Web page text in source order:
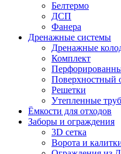
Белтермо
ДСП
Фанера
Дренажные системы
Дренажные
Комплект
Поверхностный
Решетки
Утепленные
Ёмкости для отходов
Заборы и ограждения
3D сетка
Ворота и